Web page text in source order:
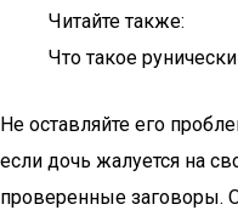
Читайте также:
Что такое
Не оставляйте его
если дочь жалуется на
проверенные заговоры.